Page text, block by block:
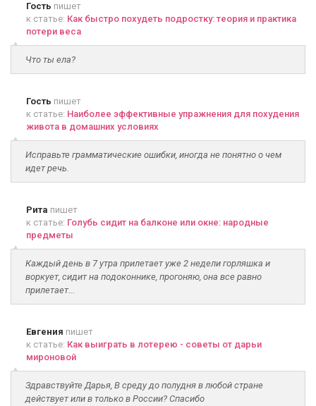
Гость пишет
к статье: Как быстро похудеть подростку: теория и практика
потери веса
Что ты ела?
Гость пишет
к статье: Наиболее эффективные упражнения для похудения
живота в домашних условиях
Исправьте грамматические ошибки, иногда не понятно о чем
идет речь.
Рита пишет
к статье: Голубь сидит на балконе или окне: народные
предметы
Каждый день в 7 утра прилетает уже 2 недели горляшка и
воркует, сидит на подоконнике, прогоняю, она все равно
прилетает...
Евгения пишет
к статье: Как выиграть в лотерею - советы от дарьи
мироновой
Здравствуйте Дарья, В среду до полудня в любой стране
действует или в только в России? Спасибо